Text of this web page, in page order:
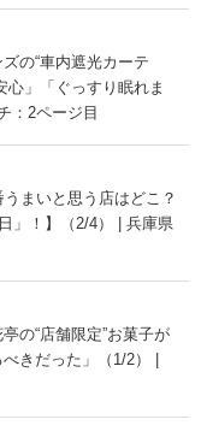
の“車内遮光カーテ
」「ぐっすり眠れま
：2ページ目
まいと思う店はどこ？
」！】（2/4） | 兵庫県
の“店舗限定”お菓子が
きだった」（1/2） |